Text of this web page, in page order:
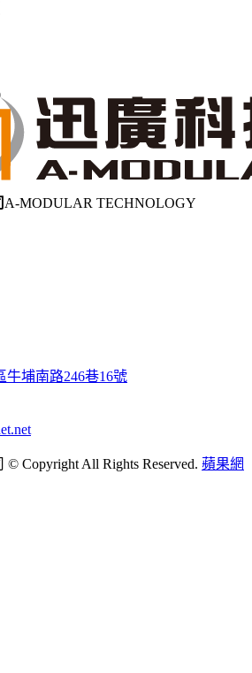
A-MODULAR TECHNOLOGY
牛埔南路246巷16號
Copyright All Rights Reserved. 蘋果網